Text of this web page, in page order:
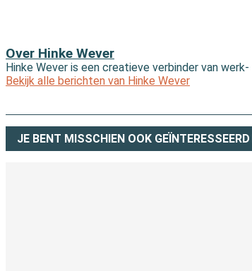
Over Hinke Wever
Hinke Wever is een creatieve verbinder van
Bekijk alle berichten van Hinke Wever
JE BENT MISSCHIEN OOK